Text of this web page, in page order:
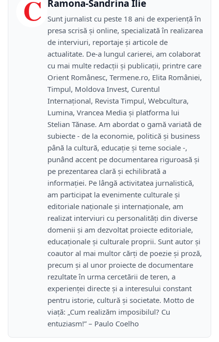
C Ramona-Sandrina Ilie
Sunt jurnalist cu peste 18 ani de experiență în
presa scrisă și online, specializată în realizarea
de interviuri, reportaje și articole de
actualitate. De-a lungul carierei, am colaborat
cu mai multe redacții și publicații, printre care
Orient Românesc, Termene.ro, Elita României,
Timpul, Moldova Invest, Curentul
Internațional, Revista Timpul, Webcultura,
Lumina, Vrancea Media și platforma lui
Stelian Tănase. Am abordat o gamă variată de
subiecte - de la economie, politică și business
până la cultură, educație și teme sociale -,
punând accent pe documentarea riguroasă și
pe prezentarea clară și echilibrată a
informației. Pe lângă activitatea jurnalistică,
am participat la evenimente culturale și
editoriale naționale și internaționale, am
realizat interviuri cu personalități din diverse
domenii și am dezvoltat proiecte editoriale,
educaționale și culturale proprii. Sunt autor și
coautor al mai multor cărți de poezie și proză,
precum și al unor proiecte de documentare
rezultate în urma cercetării de teren, a
experienței directe și a interesului constant
pentru istorie, cultură și societate. Motto de
viață: „Cum realizăm imposibilul? Cu
entuziasm!” – Paulo Coelho